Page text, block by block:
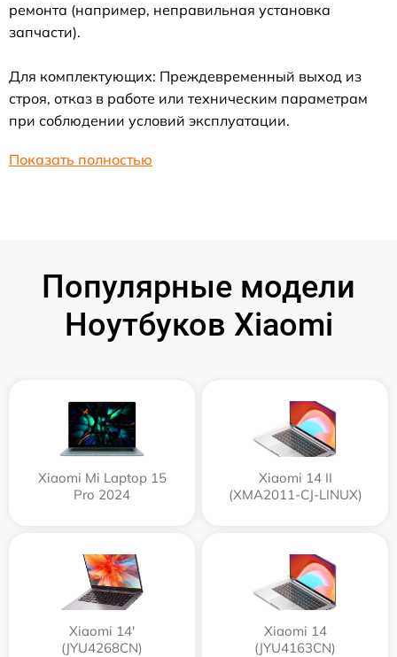
ремонта (например, неправильная установка
запчасти).
Для комплектующих: Преждевременный выход из
строя, отказ в работе или техническим параметрам
при соблюдении условий эксплуатации.
Показать полностью
Популярные модели
Ноутбуков Xiaomi
Xiaomi Mi Laptop 15
Pro 2024
Xiaomi 14 II
(XMA2011-CJ-LINUX)
Xiaomi 14'
(JYU4268CN)
Xiaomi 14
(JYU4163CN)